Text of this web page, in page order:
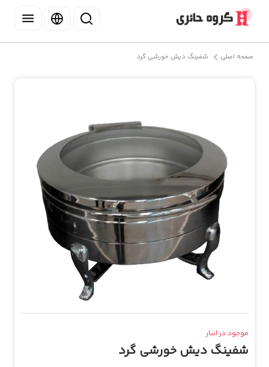
صفحه اصلی شفینگ دیش خورشی گرد
موجود در انبار
شفینگ دیش خورشی گرد